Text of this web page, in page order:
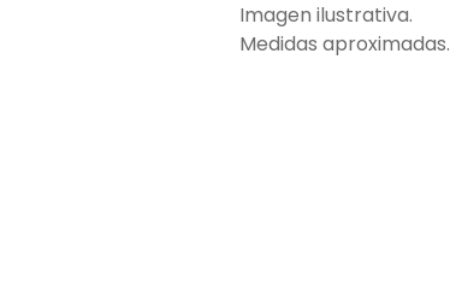
Imagen ilustrativa.
Medidas aproximadas.